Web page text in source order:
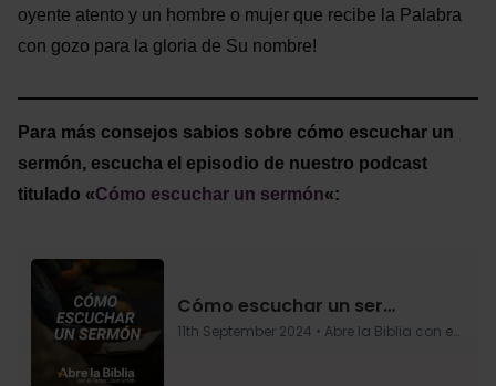
oyente atento y un hombre o mujer que recibe la Palabra
con gozo para la gloria de Su nombre!
Para más consejos sabios sobre cómo escuchar un
sermón, escucha el episodio de nuestro podcast
titulado «Cómo escuchar un sermón«: